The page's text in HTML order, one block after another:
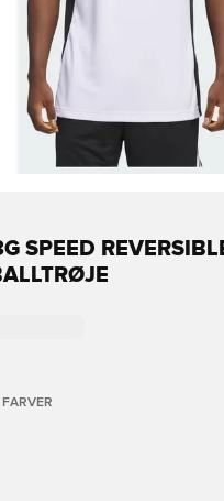
SPEED